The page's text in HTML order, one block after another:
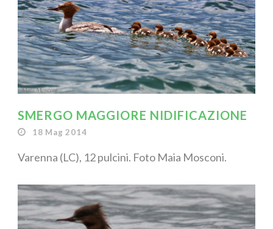
SMERGO MAGGIORE NIDIFICAZIONE
18 Mag 2014
Varenna (LC), 12 pulcini. Foto Maia Mosconi.